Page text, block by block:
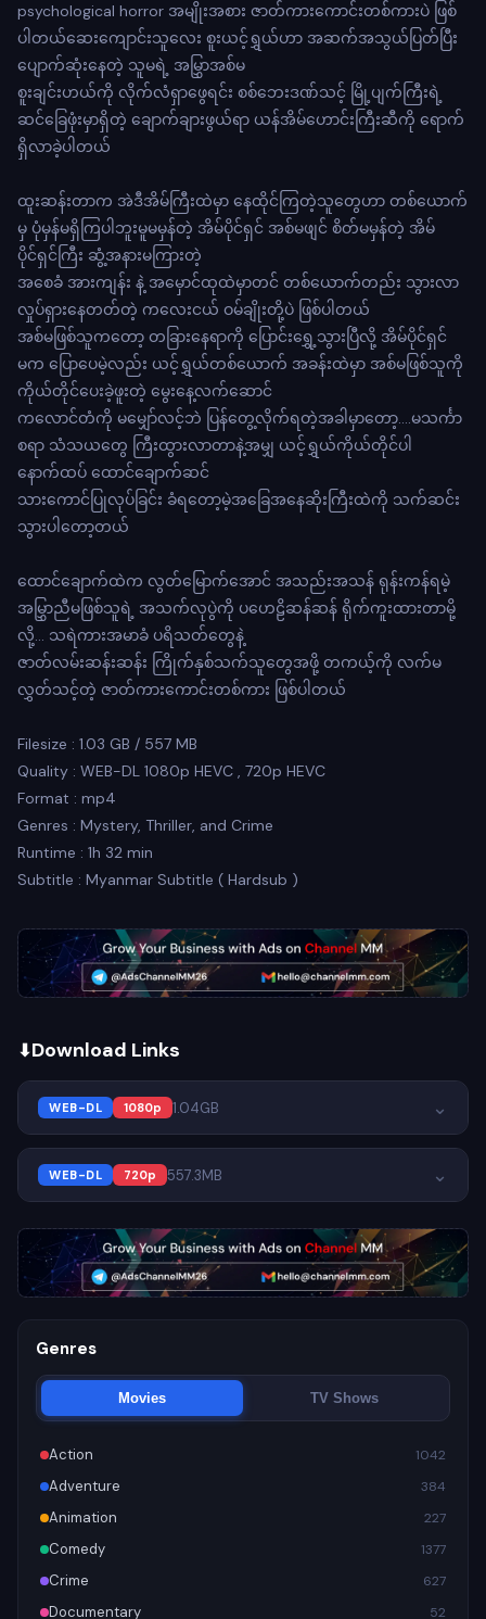
psychological horror အမျိုးအစား ဇာတ်ကားကောင်းတစ်ကားပဲ ဖြစ်
ပါတယ်ဆေးကျောင်းသူလေး စူးယင့်ရွှယ်ဟာ အဆက်အသွယ်ပြတ်ပြီး
ပျောက်ဆုံးနေတဲ့ သူမရဲ့ အမြွှာအစ်မ
စူးချင်းဟယ်ကို လိုက်လံရှာဖွေရင်း စစ်ဘေးဒဏ်သင့် မြို့ပျက်ကြီးရဲ့
ဆင်ခြေဖုံးမှာရှိတဲ့ ချောက်ချားဖွယ်ရာ ယန်အိမ်ဟောင်းကြီးဆီကို ရောက်
ရှိလာခဲ့ပါတယ်
ထူးဆန်းတာက အဲဒီအိမ်ကြီးထဲမှာ နေထိုင်ကြတဲ့သူတွေဟာ တစ်ယောက်
မှ ပုံမှန်မရှိကြပါဘူးမူမမှန်တဲ့ အိမ်ပိုင်ရှင် အစ်မဖျင် စိတ်မမှန်တဲ့ အိမ်
ပိုင်ရှင်ကြီး ဆွံ့အနားမကြားတဲ့
အစေခံ အားကျန်း နဲ့ အမှောင်ထုထဲမှာတင် တစ်ယောက်တည်း သွားလာ
လှုပ်ရှားနေတတ်တဲ့ ကလေးငယ် ဝမ်ချိုးတို့ပဲ ဖြစ်ပါတယ်
အစ်မဖြစ်သူကတော့ တခြားနေရာကို ပြောင်းရွှေ့သွားပြီလို့ အိမ်ပိုင်ရှင်
မက ပြောပေမဲ့လည်း ယင့်ရွှယ်တစ်ယောက် အခန်းထဲမှာ အစ်မဖြစ်သူကို
ကိုယ်တိုင်ပေးခဲ့ဖူးတဲ့ မွေးနေ့လက်ဆောင်
ကလောင်တံကို မမျှော်လင့်ဘဲ ပြန်တွေ့လိုက်ရတဲ့အခါမှာတော့....မသင်္ကာ
စရာ သံသယတွေ ကြီးထွားလာတာနဲ့အမျှ ယင့်ရွှယ်ကိုယ်တိုင်ပါ
နောက်ထပ် ထောင်ချောက်ဆင်
သားကောင်ပြုလုပ်ခြင်း ခံရတော့မဲ့အခြေအနေဆိုးကြီးထဲကို သက်ဆင်း
သွားပါတော့တယ်
ထောင်ချောက်ထဲက လွတ်မြောက်အောင် အသည်းအသန် ရုန်းကန်ရမဲ့
အမြွှာညီမဖြစ်သူရဲ့ အသက်လုပွဲကို ပဟေဠိဆန်ဆန် ရိုက်ကူးထားတာမို့
လို့... သရဲကားအမာခံ ပရိသတ်တွေနဲ့
ဇာတ်လမ်းဆန်းဆန်း ကြိုက်နှစ်သက်သူတွေအဖို့ တကယ့်ကို လက်မ
လွှတ်သင့်တဲ့ ဇာတ်ကားကောင်းတစ်ကား ဖြစ်ပါတယ်
Filesize : 1.03 GB / 557 MB
Quality : WEB-DL 1080p HEVC , 720p HEVC
Format : mp4
Genres : Mystery, Thriller, and Crime
Runtime : 1h 32 min
Subtitle : Myanmar Subtitle ( Hardsub )
Download Links
WEB-DL 1080p 1.04GB ⌄
WEB-DL 720p 557.3MB ⌄
Genres
Movies TV Shows
Action 1042
Adventure 384
Animation 227
Comedy 1377
Crime 627
Documentary 52